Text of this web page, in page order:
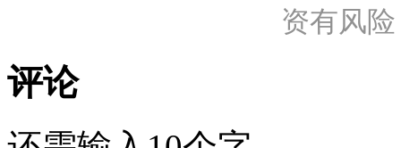
资有风
评论